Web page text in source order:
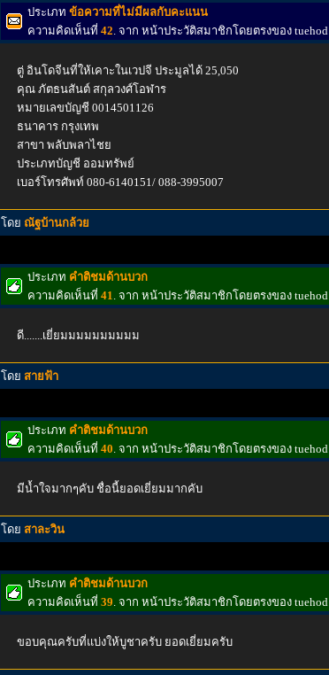
ประเภท ข้อความที่ไม่มีผลกับคะแนน
ความคิดเห็นที่ 42. จาก หน้าประวัติสมาชิกโดยตรงของ tuehod
ตู่ อินโดจีนที่ให้เคาะในเวปจี ประมูลได้ 25,050
คุณ ภัตธนสันต์ สกุลวงศ์โอฬาร
หมายเลขบัญชี 0014501126
ธนาคาร กรุงเทพ
สาขา พลับพลาไชย
ประเภทบัญชี ออมทรัพย์
เบอร์โทรศัพท์ 080-6140151/ 088-3995007
โดย ณัฐบ้านกล้วย
ประเภท คำติชมด้านบวก
ความคิดเห็นที่ 41. จาก หน้าประวัติสมาชิกโดยตรงของ tuehod
ดี.......เยี่ยมมมมมมมมมม
โดย สายฟ้า
ประเภท คำติชมด้านบวก
ความคิดเห็นที่ 40. จาก หน้าประวัติสมาชิกโดยตรงของ tuehod
มีน้ำใจมากๆคับ ชื่อนี้ยอดเยี่ยมมากคับ
โดย สาละวิน
ประเภท คำติชมด้านบวก
ความคิดเห็นที่ 39. จาก หน้าประวัติสมาชิกโดยตรงของ tuehod
ขอบคุณครับที่แบ่งให้บูชาครับ ยอดเยี่ยมครับ